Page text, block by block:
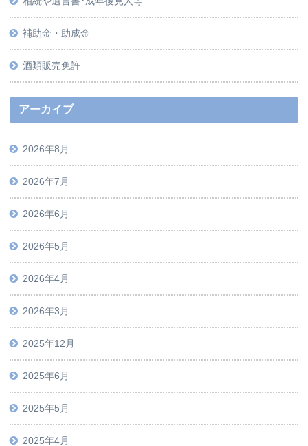
補助金・助成金
酒類販売免許
アーカイブ
2026年8月
2026年7月
2026年6月
2026年5月
2026年4月
2026年3月
2025年12月
2025年6月
2025年5月
2025年4月